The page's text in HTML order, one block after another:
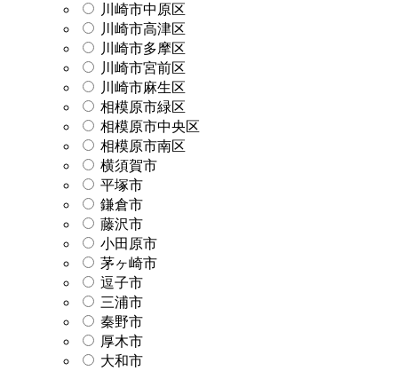
川崎市中原区
川崎市高津区
川崎市多摩区
川崎市宮前区
川崎市麻生区
相模原市緑区
相模原市中央区
相模原市南区
横須賀市
平塚市
鎌倉市
藤沢市
小田原市
茅ヶ崎市
逗子市
三浦市
秦野市
厚木市
大和市